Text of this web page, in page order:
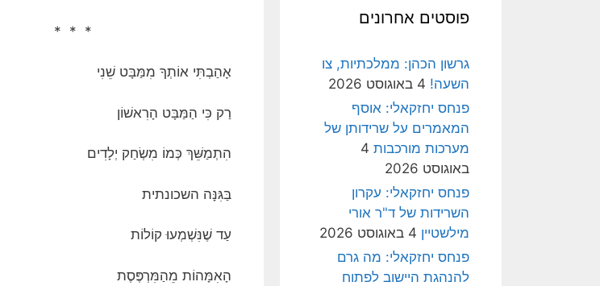
* * *
אָהַבְתִּי אוֹתְךָ מִמַּבָּט שֵׁנִי
רַק כִּי הַמַּבָּט הָרִאשׁוֹן
הִתְמַשֵּׁךְ כְּמוֹ מִשְׂחַק יְלָדִים
בַּגִּנָּה השכונתית
עַד שֶׁנִּשְׁמְעוּ קוֹלוֹת
הָאִמָּהוֹת מֵהַמִּרְפֶּסֶת
פוסטים אחרונים
גרשון הכהן: ממלכתיות, צו
השעה! 4 באוגוסט 2026
פנחס יחזקאלי: אוסף
המאמרים על שרידותן של
מערכות מורכבות 4
באוגוסט 2026
פנחס יחזקאלי: עקרון
השרידות של ד"ר אורי
מילשטיין 4 באוגוסט 2026
פנחס יחזקאלי: מה גרם
להנהגת היישוב לפתוח